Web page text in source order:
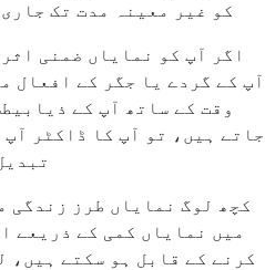
کو غیر معینہ مدت تک
اگر آپ کو نمایاں ضمنی
آپ کے گردے یا جگر کے افعال
وقت کے ساتھ آپ کے
جاتے ہیں، تو آپ کا ڈاکٹر
کچھ لوگ نمایاں طرز زندگی
میں نمایاں کمی کے ذریعے
کرنے کے قابل ہو سکتے ہیں،